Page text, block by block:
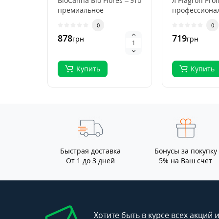
премиальное
удобрение для ст..
0
878грн
Купить
выращивания
растений, ..
0
719грн
Купить
Быстрая доставка
От 1 до 3 дней
Бонусы за покупку
5% на Ваш счет
Хотите быть в курсе всех акций